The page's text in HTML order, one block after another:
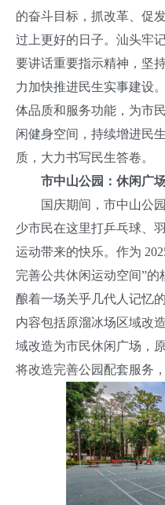
的奋斗目标，抓改革、促
过上更好的日子。汕头牢
要讲话重要指示精神，坚
力加快推进民生实事建设
体品质和服务功能，为市
闲健身空间，持续增进民
质，大力书写民生答卷。
市中山公园：休闲广场
国庆期间，市中山公园
少市民在这里打乒乓球、
运动带来的快乐。作为
完善公共休闲运动空间”
酿着一场关乎几代人记忆
内容包括原溜冰场区域改
域改造为市民休闲广场，
将改造完善公园配套服务